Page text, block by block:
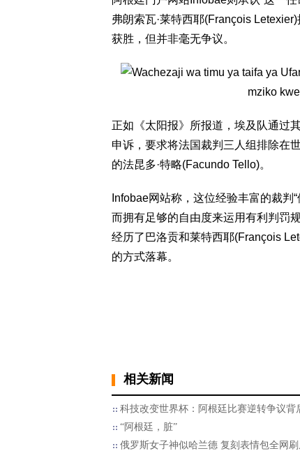
弗朗索瓦·莱特西耶(François
获胜，但并非毫无争议。
正如《太阳报》所报道，埃及队通过
申诉，要求将法国裁判三人组排除在
的法昆多·特略(Facundo Tello)。
Infobae网站称，这位经验丰富的裁
而拥有足够的自由度来运用有利判罚
经历了巴洛贡和莱特西耶(François
的方式落幕。
相关新闻
科技改变世界杯：阿根廷比赛逆转争议背
“阿根廷，脏”
俄罗斯女子神似哈兰德 复刻表情包全网